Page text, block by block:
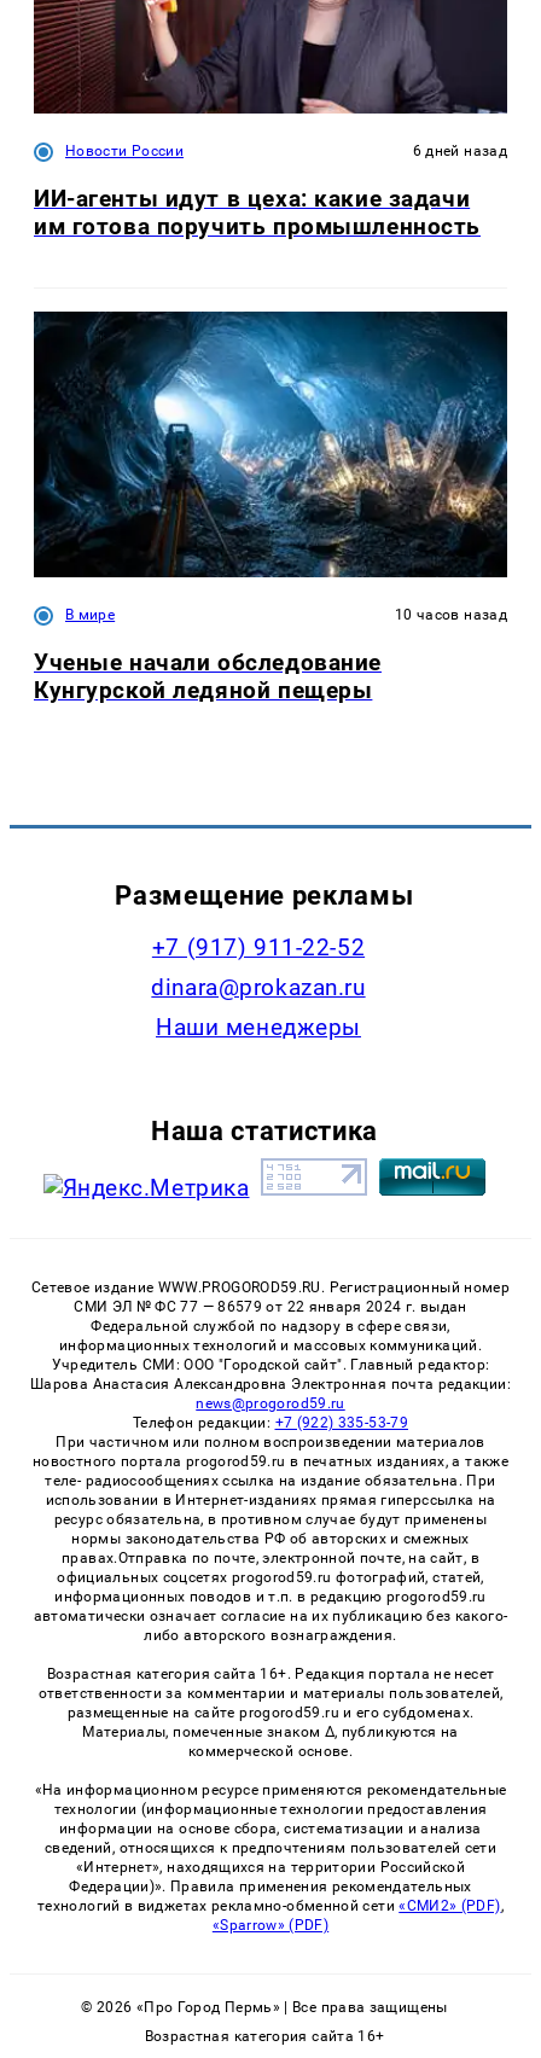
Новости России 6 дней назад
ИИ-агенты идут в цеха: какие задачи
им готова поручить промышленность
В мире 10 часов назад
Ученые начали обследование
Кунгурской ледяной пещеры
Размещение рекламы
+7 (917) 911-22-52
dinara@prokazan.ru
Наши менеджеры
Наша статистика
Сетевое издание WWW.PROGOROD59.RU. Регистрационный номер
СМИ ЭЛ № ФС 77 — 86579 от 22 января 2024 г. выдан
Федеральной службой по надзору в сфере связи,
информационных технологий и массовых коммуникаций.
Учредитель СМИ: ООО "Городской сайт". Главный редактор:
Шарова Анастасия Александровна Электронная почта редакции:
news@progorod59.ru
Телефон редакции: +7 (922) 335-53-79
При частичном или полном воспроизведении материалов
новостного портала progorod59.ru в печатных изданиях, а также
теле- радиосообщениях ссылка на издание обязательна. При
использовании в Интернет-изданиях прямая гиперссылка на
ресурс обязательна, в противном случае будут применены
нормы законодательства РФ об авторских и смежных
правах.Отправка по почте, электронной почте, на сайт, в
официальных соцсетях progorod59.ru фотографий, статей,
информационных поводов и т.п. в редакцию progorod59.ru
автоматически означает согласие на их публикацию без какого-
либо авторского вознаграждения.
Возрастная категория сайта 16+. Редакция портала не несет
ответственности за комментарии и материалы пользователей,
размещенные на сайте progorod59.ru и его субдоменах.
Материалы, помеченные знаком Δ, публикуются на
коммерческой основе.
«На информационном ресурсе применяются рекомендательные
технологии (информационные технологии предоставления
информации на основе сбора, систематизации и анализа
сведений, относящихся к предпочтениям пользователей сети
«Интернет», находящихся на территории Российской
Федерации)». Правила применения рекомендательных
технологий в виджетах рекламно-обменной сети«СМИ2» (PDF),
«Sparrow» (PDF)
© 2026 «Про Город Пермь» | Все права защищены
Возрастная категория сайта 16+